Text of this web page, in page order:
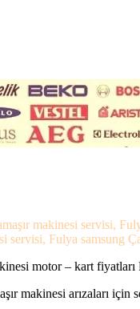
makinesi servisi,
servisi, Fulya samsung
motor – kart fiyatları
makinesi arızaları